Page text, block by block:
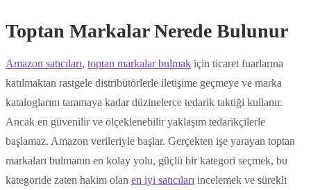
Toptan Markalar Nerede Bulunur
Amazon satıcıları, toptan markalar bulmak için ticaret fuarlarına
katılmaktan rastgele distribütörlerle iletişime geçmeye ve marka
kataloglarını taramaya kadar düzinelerce tedarik taktiği kullanır.
Ancak en güvenilir ve ölçeklenebilir yaklaşım tedarikçilerle
başlamaz. Amazon verileriyle başlar. Gerçekten işe yarayan toptan
markaları bulmanın en kolay yolu, güçlü bir kategori seçmek, bu
kategoride zaten hakim olan en iyi satıcıları incelemek ve sürekli